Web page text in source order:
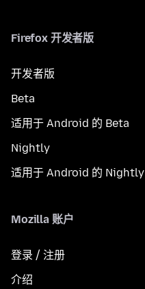
Firefox 开发者版
开发者版
Beta
适用于 Android 的 Beta
Nightly
适用于 Android 的 Nightly
Mozilla 账户
登录 / 注册
介绍